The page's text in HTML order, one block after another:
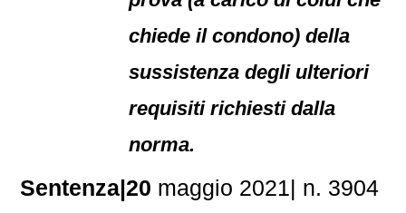
chiede il condono) della
sussistenza degli ulteriori
requisiti richiesti dalla
norma.
Sentenza|20 maggio 2021| n. 3904